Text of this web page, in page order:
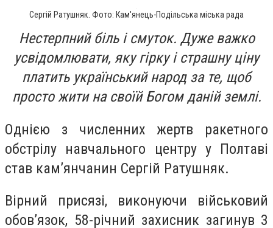
Сергій Ратушняк. Фото: Кам'янець-Подільська міська рада
Нестерпний біль і смуток. Дуже важко
усвідомлювати, яку гірку і страшну ціну
платить український народ за те, щоб
просто жити на своїй Богом даній землі.
Однією з численних жертв ракетного
обстрілу навчального центру у Полтаві
став кам’янчанин Сергій Ратушняк.
Вірний присязі, виконуючи військовий
обовʼязок, 58-річний захисник загинув 3